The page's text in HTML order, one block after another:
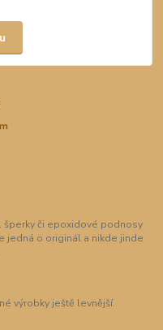
šperky či epoxidové podnosy
jedná o originál a nikde jinde
výrobky ještě levnější.